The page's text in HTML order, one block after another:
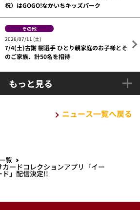
祝）はGOGO!なかいちキッズパーク
その他
2026/07/11 (土)
7/4(土)古謝 樹選手 ひとり親家庭のお子様とそ
のご家族、計50名を招待
もっと見る
ニュース一覧へ戻る
覧
ードコレクションアプリ「イー
ド」配信決定!!